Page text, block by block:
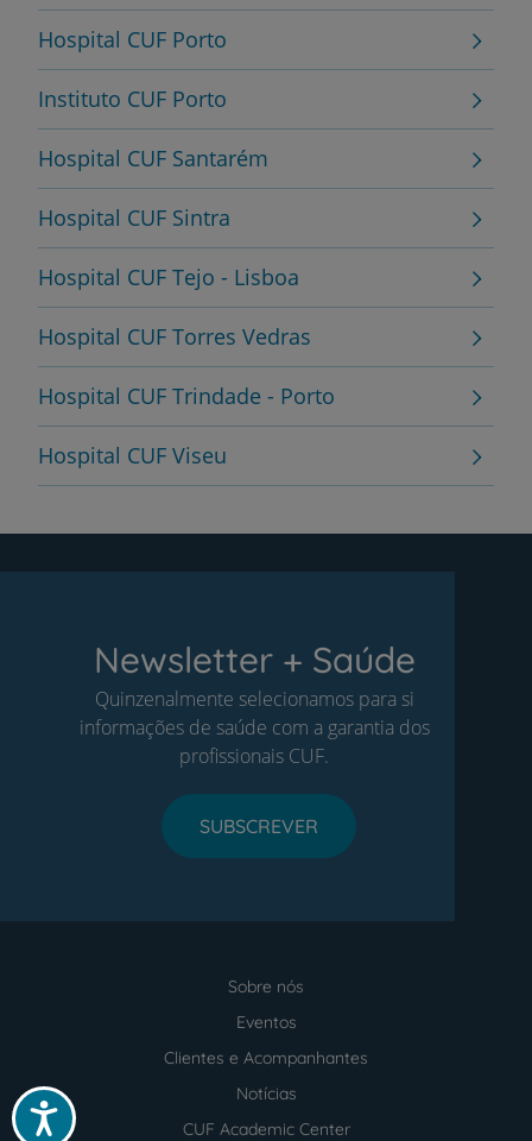
Acessibilidade
Hospital CUF Porto
Instituto CUF Porto
Hospital CUF Santarém
Hospital CUF Sintra
Hospital CUF Tejo - Lisboa
Hospital CUF Torres Vedras
Hospital CUF Trindade - Porto
Hospital CUF Viseu
Newsletter + Saúde
Quinzenalmente selecionamos para si
informações de saúde com a garantia dos
profissionais CUF.
SUBSCREVER
Sobre nós
Eventos
Clientes e Acompanhantes
Notícias
CUF Academic Center